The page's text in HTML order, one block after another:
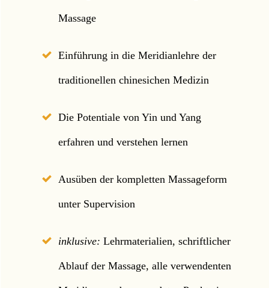
Massage
Einführung in die Meridianlehre der
traditionellen chinesichen Medizin
Die Potentiale von Yin und Yang
erfahren und verstehen lernen
Ausüben der kompletten Massageform
unter Supervision
inklusive: Lehrmaterialien, schriftlicher
Ablauf der Massage, alle verwendenten